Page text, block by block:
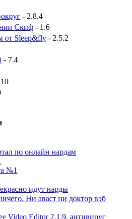
- 2.8.4
Скиф - 1.6
от Sleep&fly - 2.5.2
- 7.4
по онлайн нардам
№1
идут нарды
Ни аваст ни доктор вэб
Video Editor 2.1.9, антивирус